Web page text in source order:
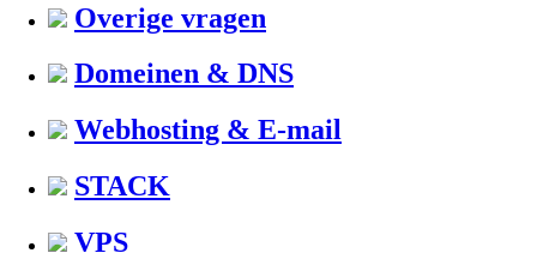
Overige vragen
Domeinen & DNS
Webhosting & E-mail
STACK
VPS